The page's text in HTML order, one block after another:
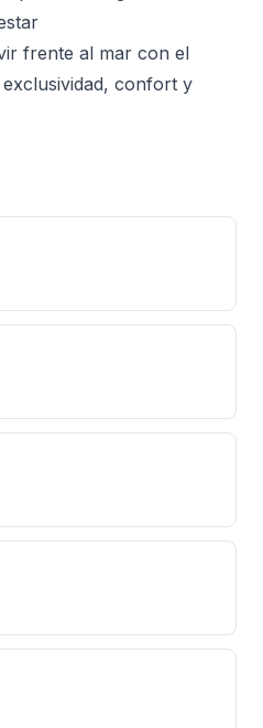
frente al mar con el
confort y